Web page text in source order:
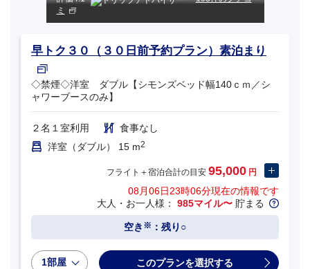
ミ
早トク３０（３０日前予約プラン）素泊まり
◇禁煙◇洋室 ダブル【シモンズベッド幅140ｃｍ／シ
ャワーブースのみ】
２名１室利用
食事なし
洋室（ダブル） 15 m2
フライト＋宿泊合計の目安 95,000 円
08月06日23時06分現在の情報です
大人・お一人様： 985マイル〜 貯まる
空き ※ ：残り○
1部屋